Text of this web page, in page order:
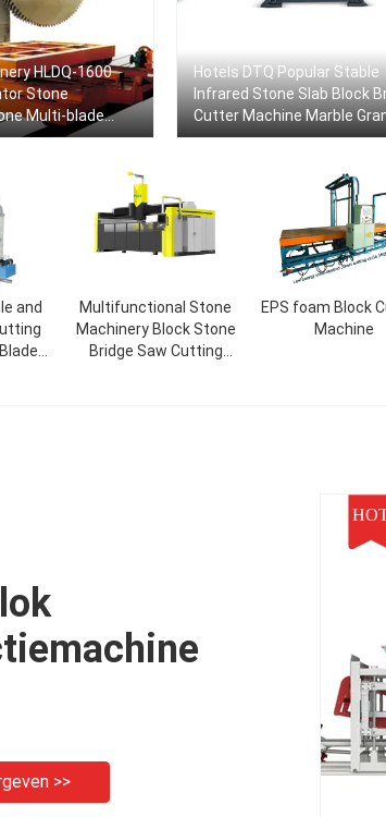
HLDQ-1600
Stone
Multi-blade
For
Hotels DTQ Popular Stable
Infrared Stone Slab Block
Cutter Machine Marble
and
Multifunctional Stone
Machinery Block Stone
Bridge Saw Cutting
EPS foam Block
Machine
>>